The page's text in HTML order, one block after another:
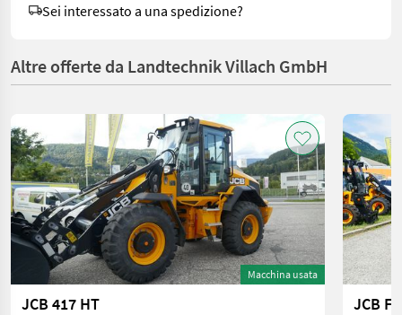
Sei interessato a una spedizione?
Altre offerte da Landtechnik Villach GmbH
Macchina usata
JCB 417 HT
JCB